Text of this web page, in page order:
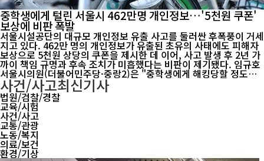
중학생에게 털린 서울시 462만명 개인정보…'5천원 쿠폰'
보상에 비판 폭발
서울시설공단의 대규모 개인정보 유출 사고를 둘러싼 후폭풍이 거세
지고 있다. 462만 명의 개인정보가 유출된 초유의 사태에도 피해자
보상으로 5천원 상당의 쿠폰을 제시한 데 이어, 사고 발생 후 2년 가
까이 책임 규명과 후속 조치가 미흡했다는 비판이 제기됐다. 임규호
서울시의원(더불어민주당·중랑2)은 "중학생에게 해킹당할 정도의
보안 수준을 드러낸 기관이 고작 5천원짜리 쿠폰으로 사태를 덮으려
한다면 큰 오산"이라며 "시민을 만만하게 보는 처사이자 무책임의
극치"라...
사건/사고최신기사
법원/검찰/경찰
교육/시험
사건/사고
교통/관광
노동/복지
의료/보건
환경/기상